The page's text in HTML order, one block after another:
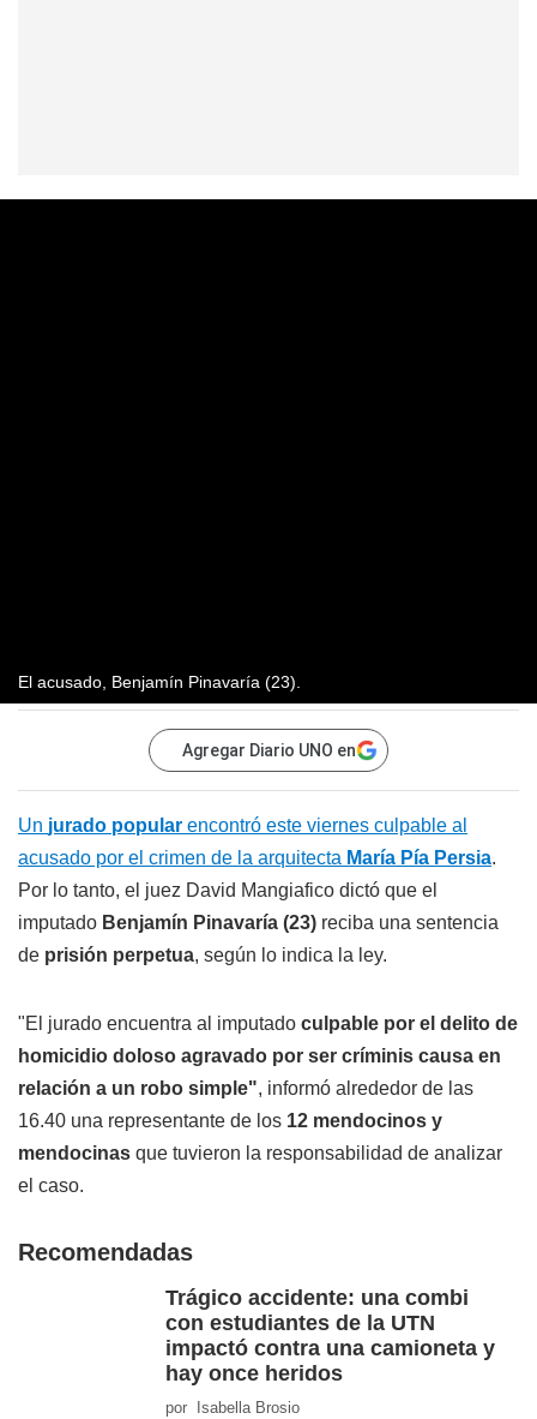
El acusado, Benjamín Pinavaría (23).
Agregar Diario UNO en
Un jurado popular encontró este viernes culpable al
acusado por el crimen de la arquitecta María Pía Persia.
Por lo tanto, el juez David Mangiafico dictó que el
imputado Benjamín Pinavaría (23) reciba una sentencia
de prisión perpetua, según lo indica la ley.
"El jurado encuentra al imputado culpable por el delito de
homicidio doloso agravado por ser críminis causa en
relación a un robo simple", informó alrededor de las
16.40 una representante de los 12 mendocinos y
mendocinas que tuvieron la responsabilidad de analizar
el caso.
Recomendadas
Trágico accidente: una combi
con estudiantes de la UTN
impactó contra una camioneta y
hay once heridos
por Isabella Brosio